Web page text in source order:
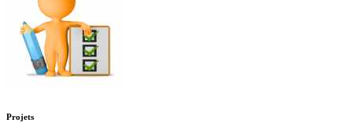
Projets